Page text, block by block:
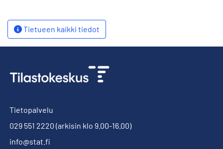
Tietueen kaikki tiedot
Tietopalvelu
029 551 2220 (arkisin klo 9.00-16.00)
info@stat.fi